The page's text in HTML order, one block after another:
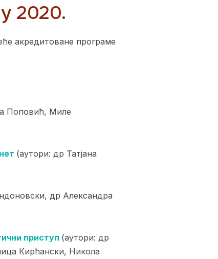
2020.
акредитоване програме
Поповић, Миле
(аутори: др Татјана
др Александра
приступ (аутори: др
Кирћански, Никола